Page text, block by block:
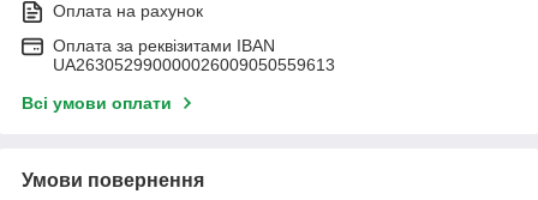
Оплата на рахунок
Оплата за реквізитами IBAN
UA263052990000026009050559613
Всі умови оплати
Умови повернення